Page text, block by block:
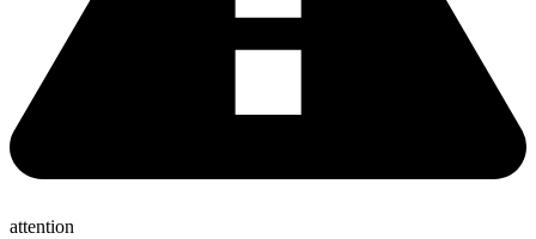
attention